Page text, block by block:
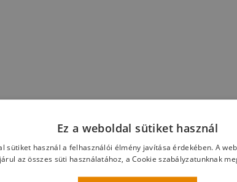
Ön is hasznosan alkalmazhatja
weboldalunkról díjmentesen letölthet.
Ez a weboldal sütiket használ
sütiket használ a felhasználói élmény javítása érdekében. A
az összes süti használatához, a Cookie szabályzatunknak